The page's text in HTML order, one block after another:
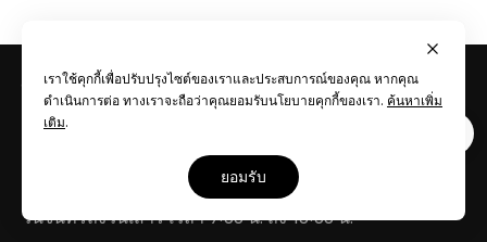
โทรศัพท์มือถือ HONOR X7c
วันจันทร์ถึงวันเสาร์ เวลา 9:00 น. ถึง 18:00 น.
เราใช้คุกกี้เพื่อปรับปรุงไซต์ของเราและประสบการณ์ของคุณ หากคุณ
ดำเนินการต่อ ทางเราจะถือว่าคุณยอมรับนโยบายคุกกี้ของเรา. ค้นหาเพิ่ม
เติม.
ยอมรับ